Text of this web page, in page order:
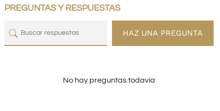
PREGUNTAS Y RESPUESTAS
HAZ UNA PREGUNTA
No hay preguntas todavía